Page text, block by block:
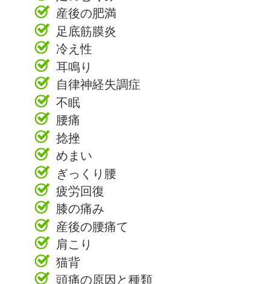
産後の肥満
足底筋膜炎
冷え性
耳鳴り
自律神経失調症
不眠
腰痛
捻挫
めまい
ぎっくり腰
疲労回復
膝の痛み
産後の腰痛て
肩こり
猫背
頭痛の原因と種類